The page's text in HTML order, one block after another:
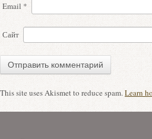
Email *
Сайт
This site uses Akismet to reduce spam.Learn